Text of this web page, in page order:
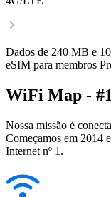
Dados de 240 MB e
eSIM para membros
WiFi Map -
Nossa missão é
Começamos em 2014
Internet nº 1.